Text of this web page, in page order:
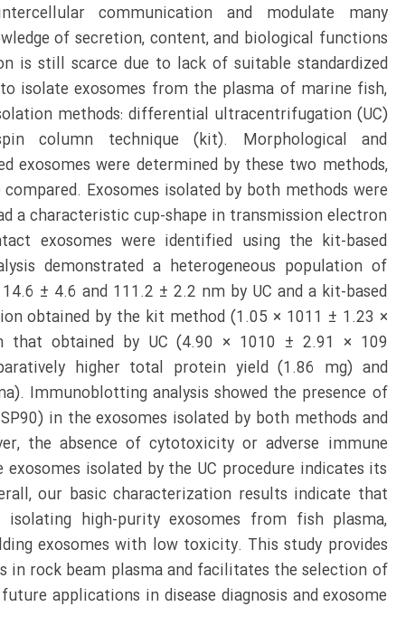
communication and modulate many
of secretion, content, and biological functions
is still scarce due to lack of suitable standardized
isolate exosomes from the plasma of marine fish,
methods: differential ultracentrifugation (UC)
column technique (kit). Morphological and
exosomes were determined by these two methods,
Exosomes isolated by both methods were
a characteristic cup-shape in transmission electron
exosomes were identified using the kit-based
demonstrated a heterogeneous population of
± 4.6 and 111.2 ± 2.2 nm by UC and a kit-based
obtained by the kit method (1.05 × 1011 ± 1.23 ×
that obtained by UC (4.90 × 1010 ± 2.91 × 109
higher total protein yield (1.86 mg) and
Immunoblotting analysis showed the presence of
in the exosomes isolated by both methods and
the absence of cytotoxicity or adverse immune
isolated by the UC procedure indicates its
our basic characterization results indicate that
high-purity exosomes from fish plasma,
exosomes with low toxicity. This study provides
in rock beam plasma and facilitates the selection of
applications in disease diagnosis and exosome